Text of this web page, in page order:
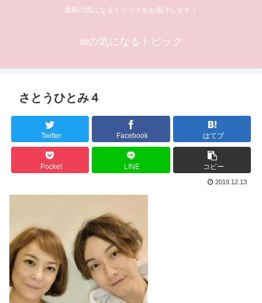
最新の気になるトピックをお届けします！
aiの気になるトピック
さとうひとみ４
Twitter Facebook はてブ
Pocket LINE コピー
2019.12.13